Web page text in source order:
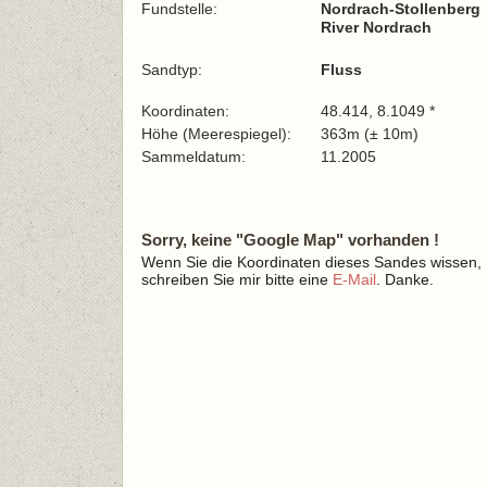
Fundstelle:
Nordrach-Stollenberg
River Nordrach
Sandtyp: Fluss
Koordinaten:
48.414, 8.1049 *
Höhe (Meerespiegel):
363m (± 10m)
Sammeldatum:
11.2005
Sorry, keine "Google Map" vorhanden !
Wenn Sie die Koordinaten dieses Sandes wissen,
schreiben Sie mir bitte eine E-Mail . Danke.